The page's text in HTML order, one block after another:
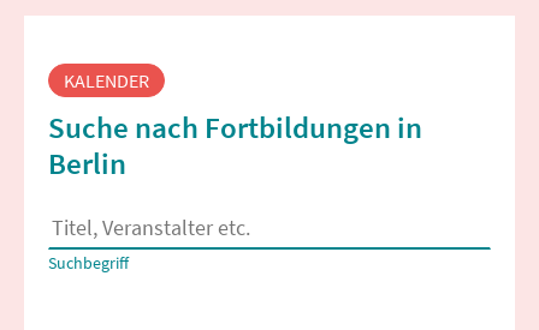
Fortbildungssuche
KALENDER
Suche nach Fortbildungen in
Berlin
Es erscheinen Suchvorschläge, wenn mindestens 2 Zeichen
Suchbegriff